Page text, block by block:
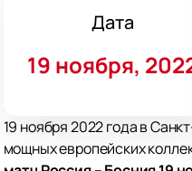
Дата
19 ноября,
19 ноября 2022 года в
мощных европейских